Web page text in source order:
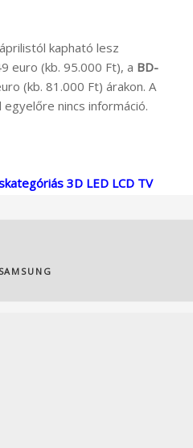
kapható lesz
euro (kb. 95.000 Ft), a BD-
(kb. 81.000 Ft) árakon. A
nincs információ.
3D LED LCD TV
SAMSUNG